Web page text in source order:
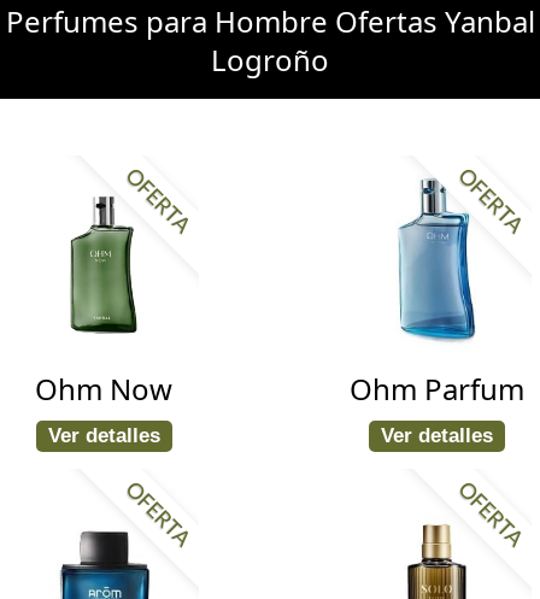
Perfumes para Hombre Ofertas Yanbal
Logroño
OFERTA
Ohm Now
Ver detalles
OFERTA
Ohm Parfum
Ver detalles
OFERTA OFERTA